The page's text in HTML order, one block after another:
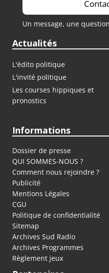
Un message, une
Actualités
L'édito politique
L'invité politique
Les courses hippiques et
pronostics
Informations
Dossier de presse
QUI SOMMES-NOUS ?
Comment nous rejoindre ?
Publicité
Mentions Légales
CGU
Politique de confidentialité
Sitemap
Archives Sud Radio
Archives Programmes
Règlement jeux